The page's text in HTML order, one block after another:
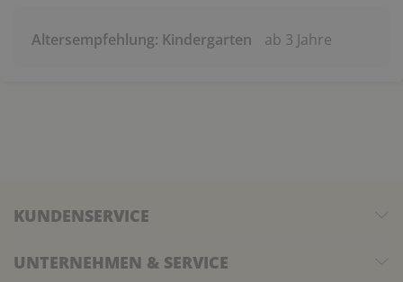
Altersempfehlung: Kindergarten ab 3 Jahre
KUNDENSERVICE
UNTERNEHMEN & SERVICE